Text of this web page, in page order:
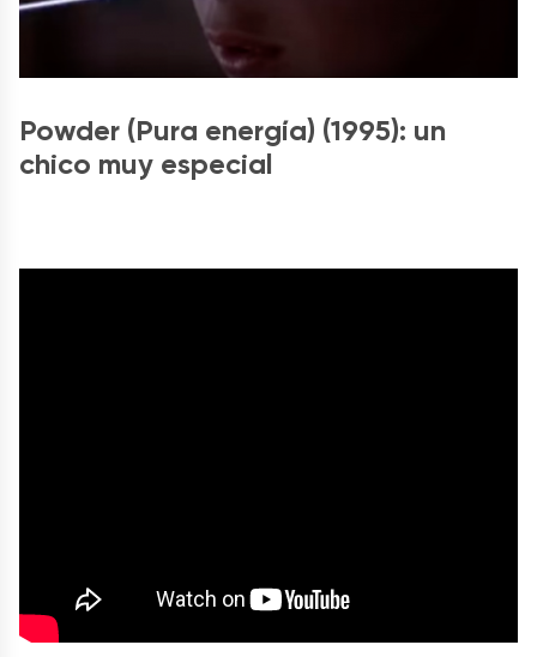
Powder (Pura energía) (1995): un
chico muy especial